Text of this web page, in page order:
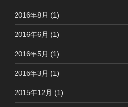
2016年8月 (1)
2016年6月 (1)
2016年5月 (1)
2016年3月 (1)
2015年12月 (1)